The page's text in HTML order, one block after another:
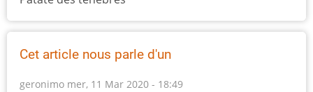
Cet article nous parle d'un
geronimo mer, 11 Mar 2020 - 18:49